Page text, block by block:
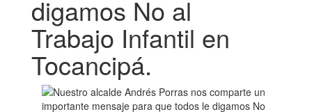
digamos No al
Trabajo Infantil en
Tocancipá.